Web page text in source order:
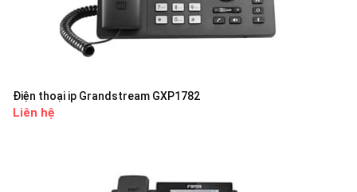
Điện thoại ip Grandstream GXP1782
Liên hệ